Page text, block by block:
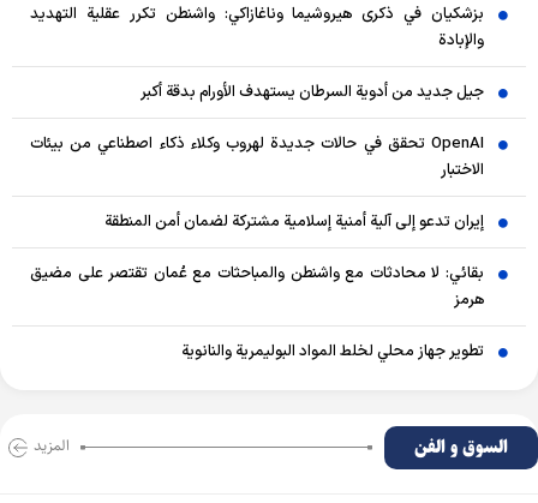
بزشكيان في ذكرى هيروشيما وناغازاكي: واشنطن تكرر عقلية التهديد
والإبادة
جيل جديد من أدوية السرطان يستهدف الأورام بدقة أكبر
OpenAI تحقق في حالات جديدة لهروب وكلاء ذكاء اصطناعي من بيئات
الاختبار
إيران تدعو إلى آلية أمنية إسلامية مشتركة لضمان أمن المنطقة
بقائي: لا محادثات مع واشنطن والمباحثات مع عُمان تقتصر على مضيق
هرمز
تطوير جهاز محلي لخلط المواد البوليمرية والنانوية
السوق و الفن المزید